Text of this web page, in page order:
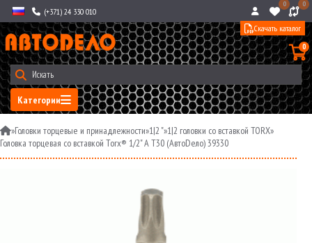
(+371) 24 330 010
0 0
Категории
0
Скачать каталог
»Головки торцевые и принадлежности»1|2 "»1|2 головки со вставкой TORX»
Головка торцевая со вставкой Torx® 1/2" A Т30 (АвтоDело) 39330